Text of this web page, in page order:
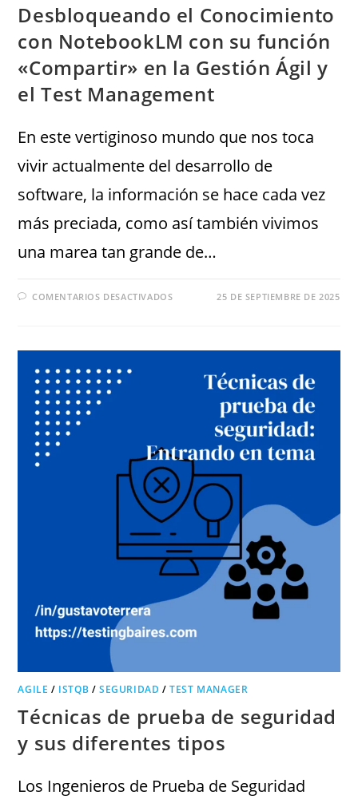
Desbloqueando el Conocimiento
con NotebookLM con su función
«Compartir» en la Gestión Ágil y
el Test Management
En este vertiginoso mundo que nos toca
vivir actualmente del desarrollo de
software, la información se hace cada vez
más preciada, como así también vivimos
una marea tan grande de…
COMENTARIOS DESACTIVADOS 25 DE SEPTIEMBRE DE 2025
AGILE / ISTQB /SEGURIDAD /TEST MANAGER
Técnicas de prueba de seguridad
y sus diferentes tipos
Los Ingenieros de Prueba de Seguridad